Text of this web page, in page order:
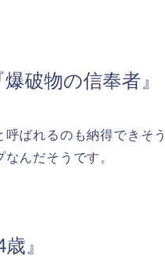
破物の信奉者』
呼ばれるのも納得できそ
んだそうです。
』